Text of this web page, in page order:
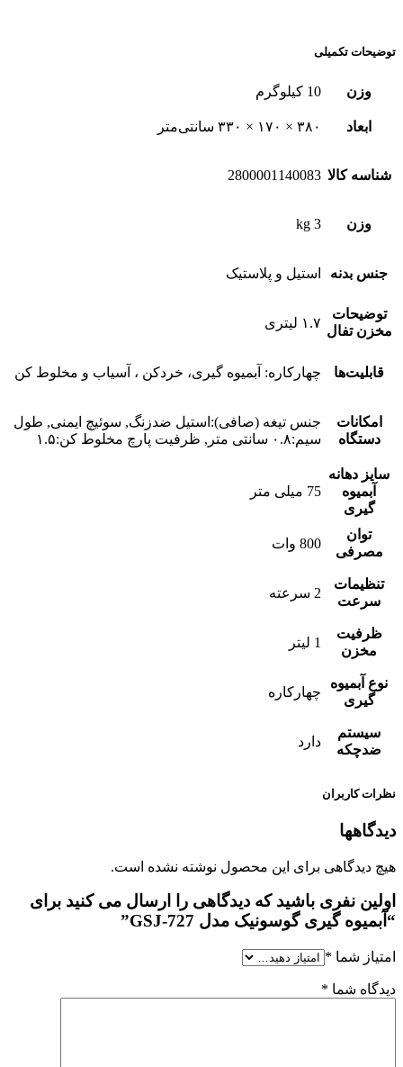
توضیحات تکمیلی
وزن 10 کیلوگرم
ابعاد ۳۸۰ × ۱۷۰ × ۳۳۰ سانتی‌متر
شناسه کالا 2800001140083
وزن 3 kg
جنس بدنه استیل و پلاستیک
توضیحات
مخزن تفال
۱.۷ لیتری
قابلیت‌ها چهارکاره: آبمیوه گیری، خردکن ، آسیاب و مخلوط کن
امکانات
دستگاه
جنس تیغه (صافی):استیل ضدزنگ, سوئیچ ایمنی, طول
سیم:۰.۸ سانتی متر, ظرفیت پارچ مخلوط کن:۱.۵
سایز دهانه
آبمیوه
گیری
75 میلی متر
توان
مصرفی
800 وات
تنظیمات
سرعت
2 سرعته
ظرفیت
مخزن
1 لیتر
نوع آبمیوه
گیری
چهارکاره
سیستم
ضدچکه
دارد
نظرات کاربران
دیدگاهها
هیچ دیدگاهی برای این محصول نوشته نشده است.
اولین نفری باشید که دیدگاهی را ارسال می کنید برای
“آبمیوه گیری گوسونیک مدل GSJ-727”
امتیاز شما *
دیدگاه شما *